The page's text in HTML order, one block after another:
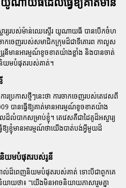
ារ្យរបស់ម៉ាន់ឈេស្ទើរ យូណាយធី បានបើកចំហ
ាកចេញរបស់សមាជិកក្រុមដ៏ជាទីគោរព កាលូស
រូនីមានអារម្មណ៍ខូចខាតយ៉ាងខ្លាំង និងបានចាត់
យមបំផុតរបស់គាត់។
រប្រកាសថ្មីៗនេះថា ការចាកចេញរបស់តេវេសពី
បានធ្វើឱ្យគាត់មានអារម្មណ៍ខូចខាតយ៉ាង
លដ៏លំបាកសម្រាប់ខ្ញុំ។ តេវេសគឺជាដៃគូដ៏អស្ចារ្យ
យខ្ញុំមានអារម្មណ៍ថាយើងបាត់បង់អ្វីមួយដ៏
និយមបំផុតរបស់រូនី
ាល់ដ៏ពេញនិយមបំផុតរបស់គាត់ ទោះបីជាពួកគេ
យាយថា៖ “យើងមិនអាចនិយាយភាសារួមគ្នា